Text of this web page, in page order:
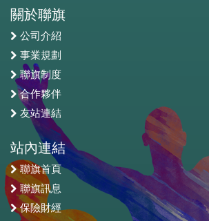
關於聯旗
公司介紹
事業規劃
聯旗制度
合作夥伴
友站連結
站內連結
聯旗首頁
聯旗訊息
保險財經